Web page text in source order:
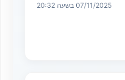
07/11/2025 בשעה 20:32